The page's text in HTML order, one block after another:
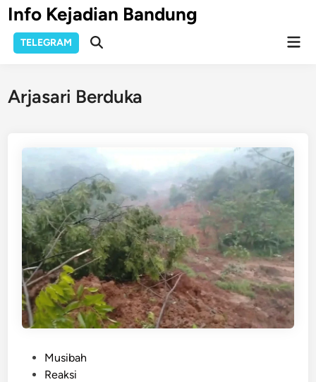
Skip
to
content
Info Kejadian Bandung
TELEGRAM
Open
Arjasari Berduka
Musibah
Reaksi